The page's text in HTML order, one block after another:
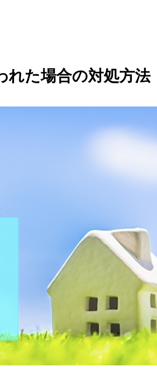
れた場合の対処方法